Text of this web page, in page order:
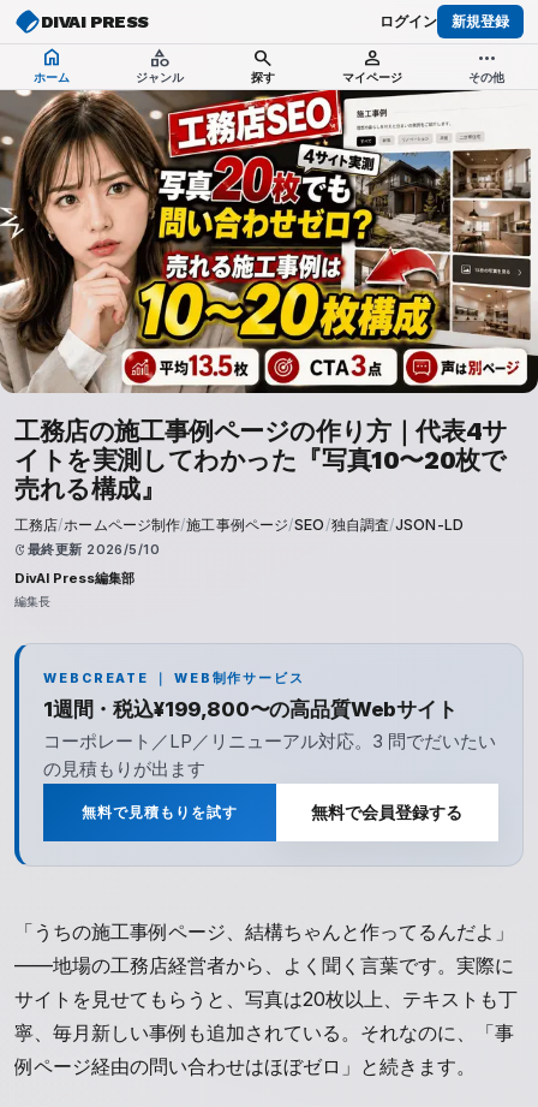
DIVAI PRESS ログイン 新規登録
home
ホーム
category
ジャンル
search
探す
person
マイページ
more_horiz
その他
工務店の施工事例ページの作り方｜代表4サ
イトを実測してわかった『写真10〜20枚で
売れる構成』
工務店/ホームページ制作/施工事例ページ/SEO /独自調査/JSON-LD
update 最終更新 2026/5/10
DivAI Press編集部
編集長
WEBCREATE ｜ WEB制作サービス
1週間・税込¥199,800〜の高品質Webサイト
コーポレート／LP／リニューアル対応。3 問でだいたい
の見積もりが出ます
無料で見積もりを試す 無料で会員登録する
「うちの施工事例ページ、結構ちゃんと作ってるんだよ」
——地場の工務店経営者から、よく聞く言葉です。実際に
サイトを見せてもらうと、写真は20枚以上、テキストも丁
寧、毎月新しい事例も追加されている。それなのに、「事
例ページ経由の問い合わせはほぼゼロ」と続きます。